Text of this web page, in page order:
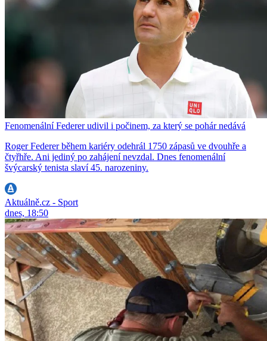
Fenomenální Federer udivil i počinem, za který se pohár nedává
Roger Federer během kariéry odehrál 1750 zápasů ve dvouhře a
čtyřhře. Ani jediný po zahájení nevzdal. Dnes fenomenální
švýcarský tenista slaví 45. narozeniny.
Aktuálně.cz - Sport
dnes, 18:50